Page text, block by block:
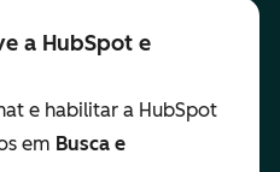
a HubSpot e
e habilitar a HubSpot
em Busca e